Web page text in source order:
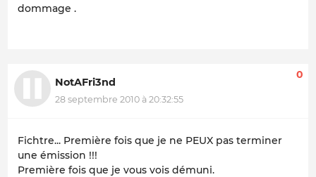
dommage .
NotAFri3nd
28 septembre 2010 à 20:32:55
0
Fichtre... Première fois que je ne PEUX pas terminer
une émission !!!
Première fois que je vous vois démuni.